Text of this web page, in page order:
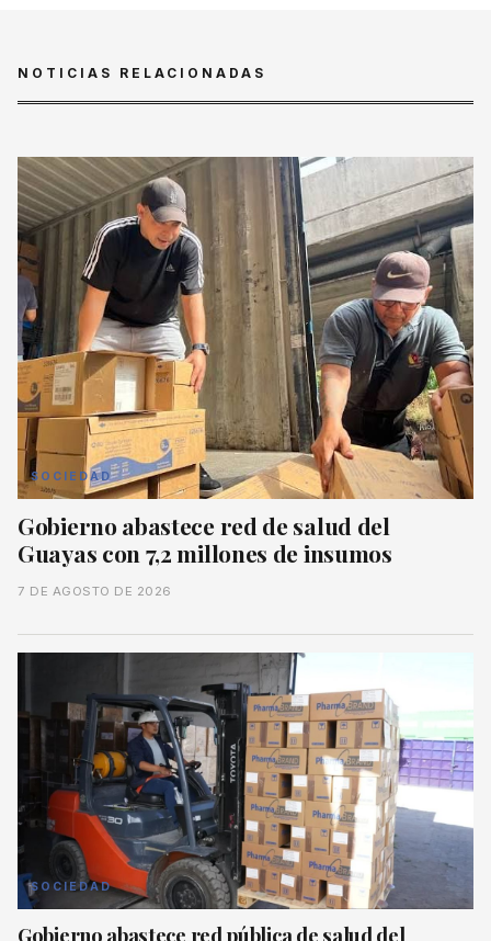
NOTICIAS RELACIONADAS
SOCIEDAD
Gobierno abastece red de salud del
Guayas con 7,2 millones de insumos
7 DE AGOSTO DE 2026
SOCIEDAD
Gobierno abastece red pública de salud del